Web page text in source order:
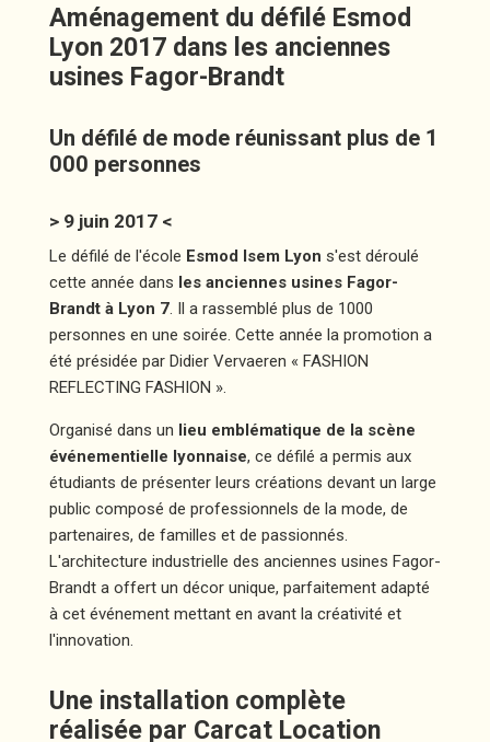
Aménagement du défilé Esmod
Lyon 2017 dans les anciennes
usines Fagor-Brandt
Un défilé de mode réunissant plus de 1
000 personnes
> 9 juin 2017 <
Le défilé de l'école Esmod Isem Lyon s'est déroulé
cette année dans les anciennes usines Fagor-
Brandt à Lyon 7. Il a rassemblé plus de 1000
personnes en une soirée. Cette année la promotion a
été présidée par Didier Vervaeren « FASHION
REFLECTING FASHION ».
Organisé dans un lieu emblématique de la scène
événementielle lyonnaise, ce défilé a permis aux
étudiants de présenter leurs créations devant un large
public composé de professionnels de la mode, de
partenaires, de familles et de passionnés.
L'architecture industrielle des anciennes usines Fagor-
Brandt a offert un décor unique, parfaitement adapté
à cet événement mettant en avant la créativité et
l'innovation.
Une installation complète
réalisée par Carcat Location